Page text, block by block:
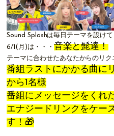
Sound Splashは毎日テーマを設け
6/1(月)は・・・ 音楽と髭達！
テーマに合わせたあなたからのリ
番組ラストにかかる曲に
から1名様
番組にメッセージをくれ
エナジードリンクをケー
す！🎁